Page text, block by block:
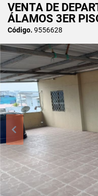
VENTA DE
ÁLAMOS 3ER
Código. 9556628